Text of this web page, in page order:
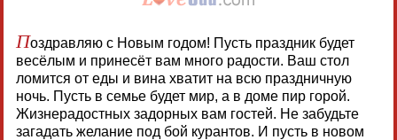
Поздравляю с Новым годом! Пусть праздник будет
весёлым и принесёт вам много радости. Ваш стол
ломится от еды и вина хватит на всю праздничную
ночь. Пусть в семье будет мир, а в доме пир горой.
Жизнерадостных задорных вам гостей. Не забудьте
загадать желание под бой курантов. И пусть в новом